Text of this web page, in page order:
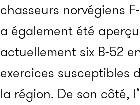
chasseurs norvégiens
a également été aperçu
actuellement six B-52
exercices susceptibles
la région. De son côté,